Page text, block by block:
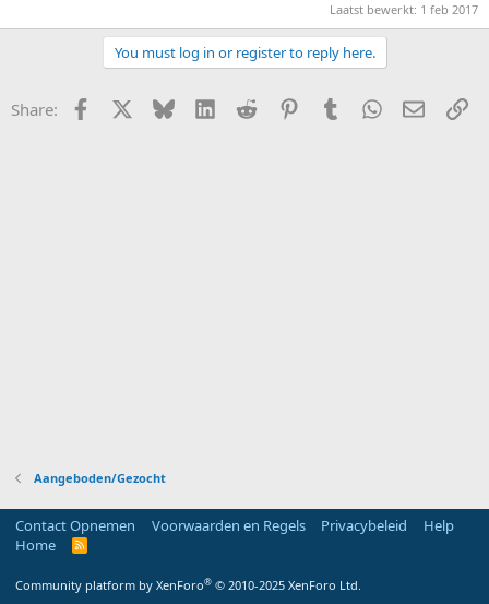
Laatst bewerkt: 1 feb 2017
You must log in or register to reply here.
Share: Facebook Bluesky LinkedInReddit PinterestTumblrWhatsApp
E-mail
Aangeboden/Gezocht
Contact Opnemen Voorwaarden en Regels Privacybeleid
Help
Home
R
Community platform by XenForo® © 2010-2025 XenForo Ltd.